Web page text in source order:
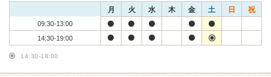
月 火 水 木 金 土 日 祝
09:30-13:00
14:30-19:00
14:30-18:00